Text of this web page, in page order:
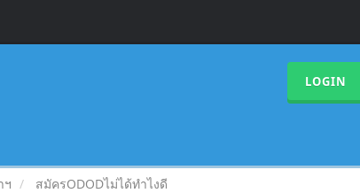
LOGIN
ฯ สมัครODODไม่ได้ทำไงดี